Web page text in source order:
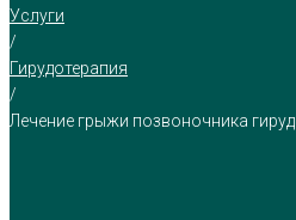
Услуги
/
Гирудотерапия
/
Лечение грыжи позвоночника